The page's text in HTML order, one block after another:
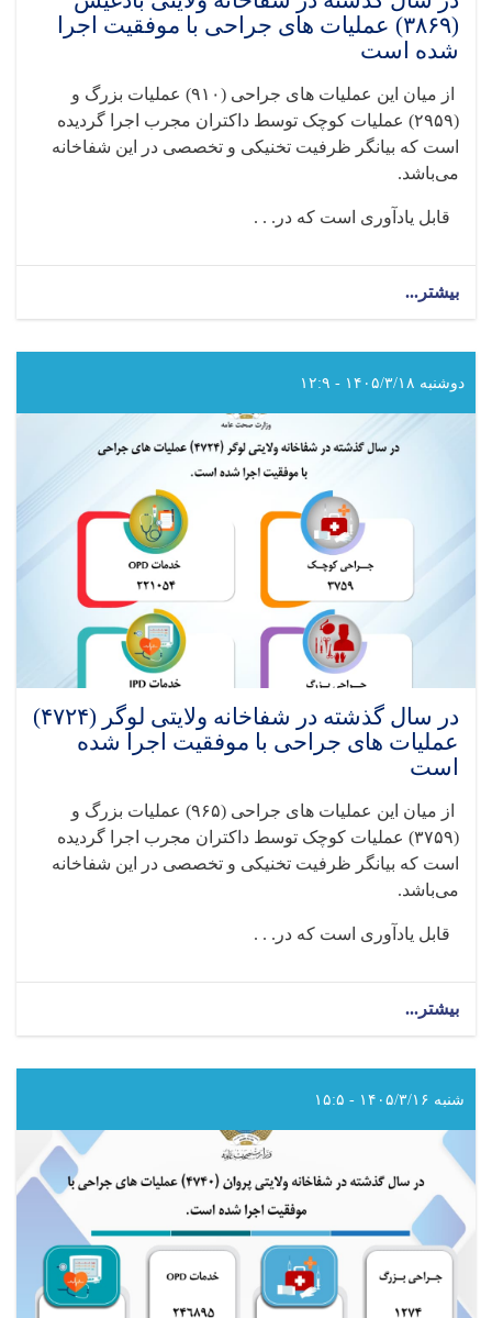
(۳۸۶۹) عملیات های جراحی با موفقیت اجرا
شده است
از میان این عملیات های جراحی‌ (۹۱۰)
عملیات بزرگ و
(۲۹۵۹)
عملیات کوچک توسط داکتران مجرب اجرا گردیده
است که بیانگر ظرفیت تخنیکی و تخصصی در این شفاخانه
می‌باشد.
قابل یادآوری است که در. . .
بیشتر...
گذشته
در
بادغیس
جراحی
موفقیت
اجرا
دوشنبه ۱۴۰۵/۳/۱۸ - ۱۲:۹
در سال گذشته در شفاخانه ولایتی لوگر (۴۷۲۴)
عملیات های جراحی با موفقیت اجرا شده
است
از میان این عملیات های جراحی‌ (۹۶۵)
عملیات بزرگ و
(۳۷۵۹)
عملیات کوچک توسط داکتران مجرب اجرا گردیده
است که بیانگر ظرفیت تخنیکی و تخصصی در این شفاخانه
می‌باشد.
قابل یادآوری است که در. . .
بیشتر...
گذشته
در
(۴۷۲۴)
های
جراحی
با
شنبه ۱۴۰۵/۳/۱۶ - ۱۵:۵